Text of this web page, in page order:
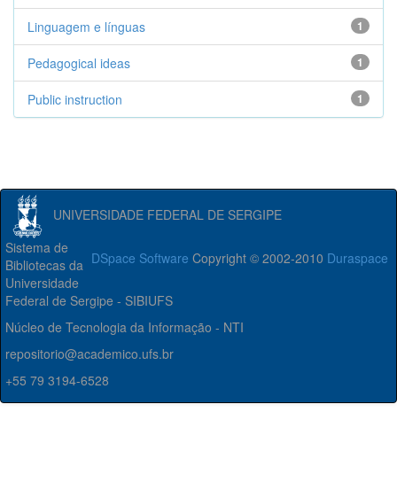
1
Linguagem e línguas
1
Pedagogical ideas
1
Public instruction
UNIVERSIDADE FEDERAL DE SERGIPE
DSpace Software Copyright © 2002-2010 Duraspace
Sistema de
Bibliotecas da
Universidade
Federal de Sergipe - SIBIUFS
Núcleo de Tecnologia da Informação - NTI
repositorio@academico.ufs.br
+55 79 3194-6528